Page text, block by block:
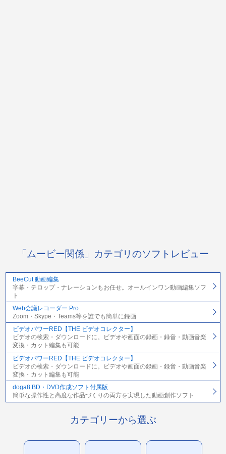
「ムービー関係」カテゴリのソフトレビュー
BeeCut 動画編集
字幕・テロップ・ナレーションもお任せ。オールインワン動画編集ソフ
ト
Web会議レコーダー Pro
Zoom・Skype・Teams等を誰でも簡単に録画
ビデオパワーRED【THE ビデオコレクター】
ビデオの検索・ダウンロードに。ビデオや画面の録画・録音・動画音楽
変換・カット編集も可能
ビデオパワーRED【THE ビデオコレクター】
ビデオの検索・ダウンロードに。ビデオや画面の録画・録音・動画音楽
変換・カット編集も可能
doga8 BD・DVD作成ソフト付属版
簡単な操作性と高度な作品づくりの両方を実現した動画創作ソフト
カテゴリーから選ぶ